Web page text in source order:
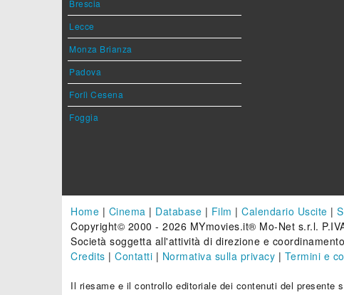
Brescia
Lecce
Monza Brianza
Padova
Forlì Cesena
Foggia
Home | Cinema | Database | Film | Calendario Uscite |
Copyright© 2000 - 2026 MYmovies.it® Mo-Net s.r.l.
Società soggetta all'attività di direzione e
Credits | Contatti | Normativa sulla privacy | Termini e
Il riesame e il controllo editoriale dei contenuti del